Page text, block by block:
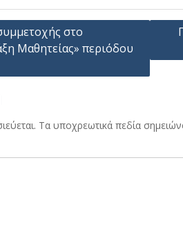
στο
Μαθητείας» περιόδου
Τα υποχρεωτικά πεδία